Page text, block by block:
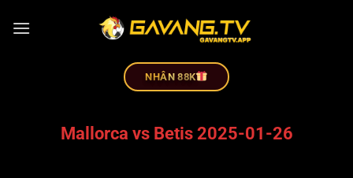
NHÂN 88K
Mallorca vs Betis 2025-01-26